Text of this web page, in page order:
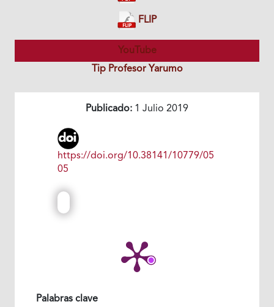
FLIP
YouTube
Tip Profesor Yarumo
Publicado: 1 Julio 2019
https://doi.org/10.38141/10779/05
05
Palabras clave